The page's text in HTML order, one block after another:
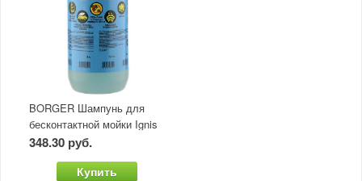
BORGER Шампунь для
бесконтактной мойки Ignis
1,2 кг
348.30 руб.
Купить